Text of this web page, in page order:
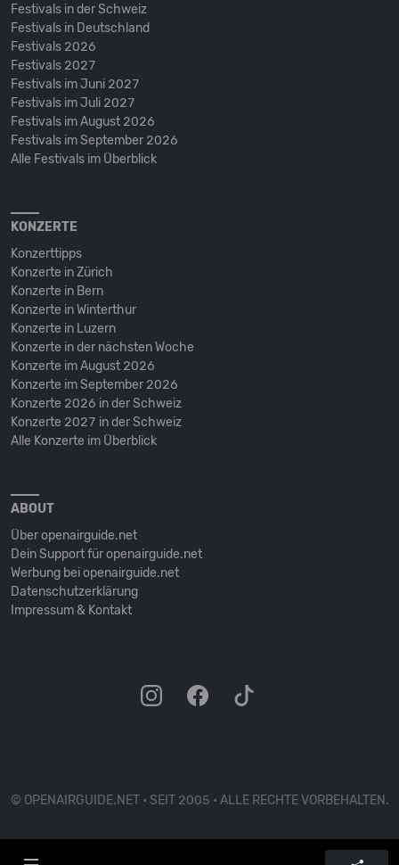
Festivals in der Schweiz
Festivals in Deutschland
Festivals 2026
Festivals 2027
Festivals im Juni 2027
Festivals im Juli 2027
Festivals im August 2026
Festivals im September 2026
Alle Festivals im Überblick
KONZERTE
Konzerttipps
Konzerte in Zürich
Konzerte in Bern
Konzerte in Winterthur
Konzerte in Luzern
Konzerte in der nächsten Woche
Konzerte im August 2026
Konzerte im September 2026
Konzerte 2026 in der Schweiz
Konzerte 2027 in der Schweiz
Alle Konzerte im Überblick
ABOUT
Über openairguide.net
Dein Support für openairguide.net
Werbung bei openairguide.net
Datenschutz­erklärung
Impressum & Kontakt
© OPENAIRGUIDE.NET • SEIT 2005 • ALLE RECHTE VORBEHALTEN.